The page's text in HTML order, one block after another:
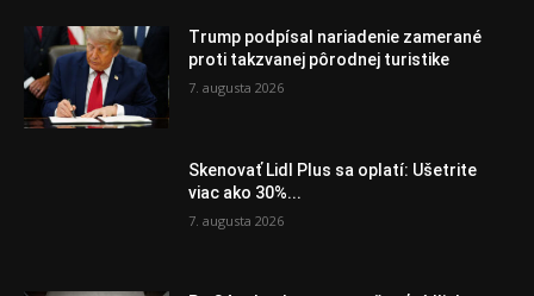
Trump podpísal nariadenie zamerané
proti takzvanej pôrodnej turistike
7. augusta 2026
Skenovať Lidl Plus sa oplatí: Ušetrite
viac ako 30%...
7. augusta 2026